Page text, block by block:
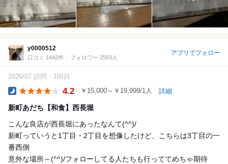
y0000512
口コミ 1442件 フォロワー 2503人
アプリでフォロー
2026/07 訪問 1回目
4.2 ￥15,000～￥19,999/1人 詳細
新町あだち【和食】西長堀
こんな良店が西長堀にあったなんて(^^)/
新町っていうと1丁目・2丁目を想像したけど、こちらは3丁目の一
番西側
意外な場所～(^^)/フォローしてる人たちも行っててめちゃ期待